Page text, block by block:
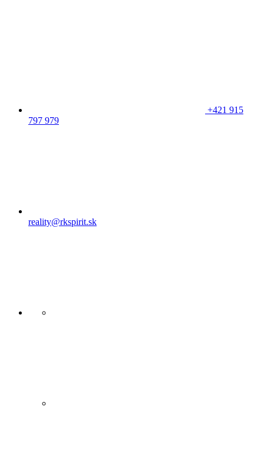
+421 915
797 979
reality@rkspirit.sk